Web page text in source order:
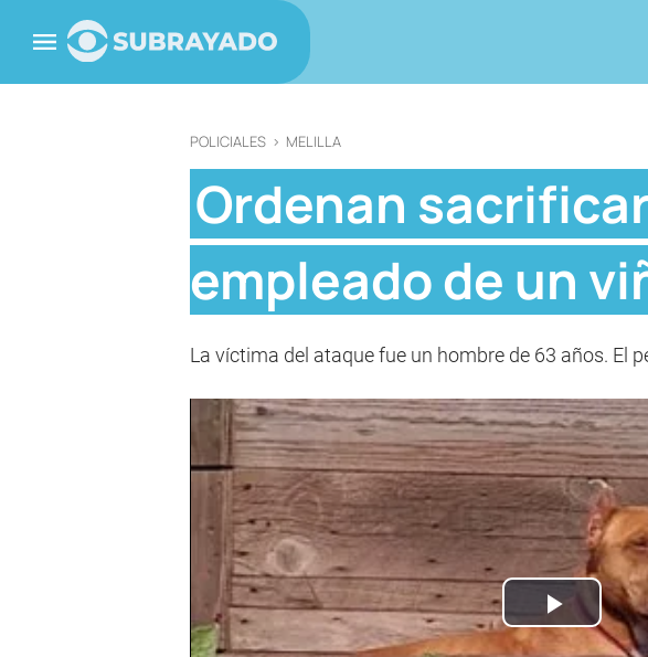
POLICIALES > MELILLA
Ordenan
empleado de un
La víctima del ataque fue un hombre de 63 años. El
Play